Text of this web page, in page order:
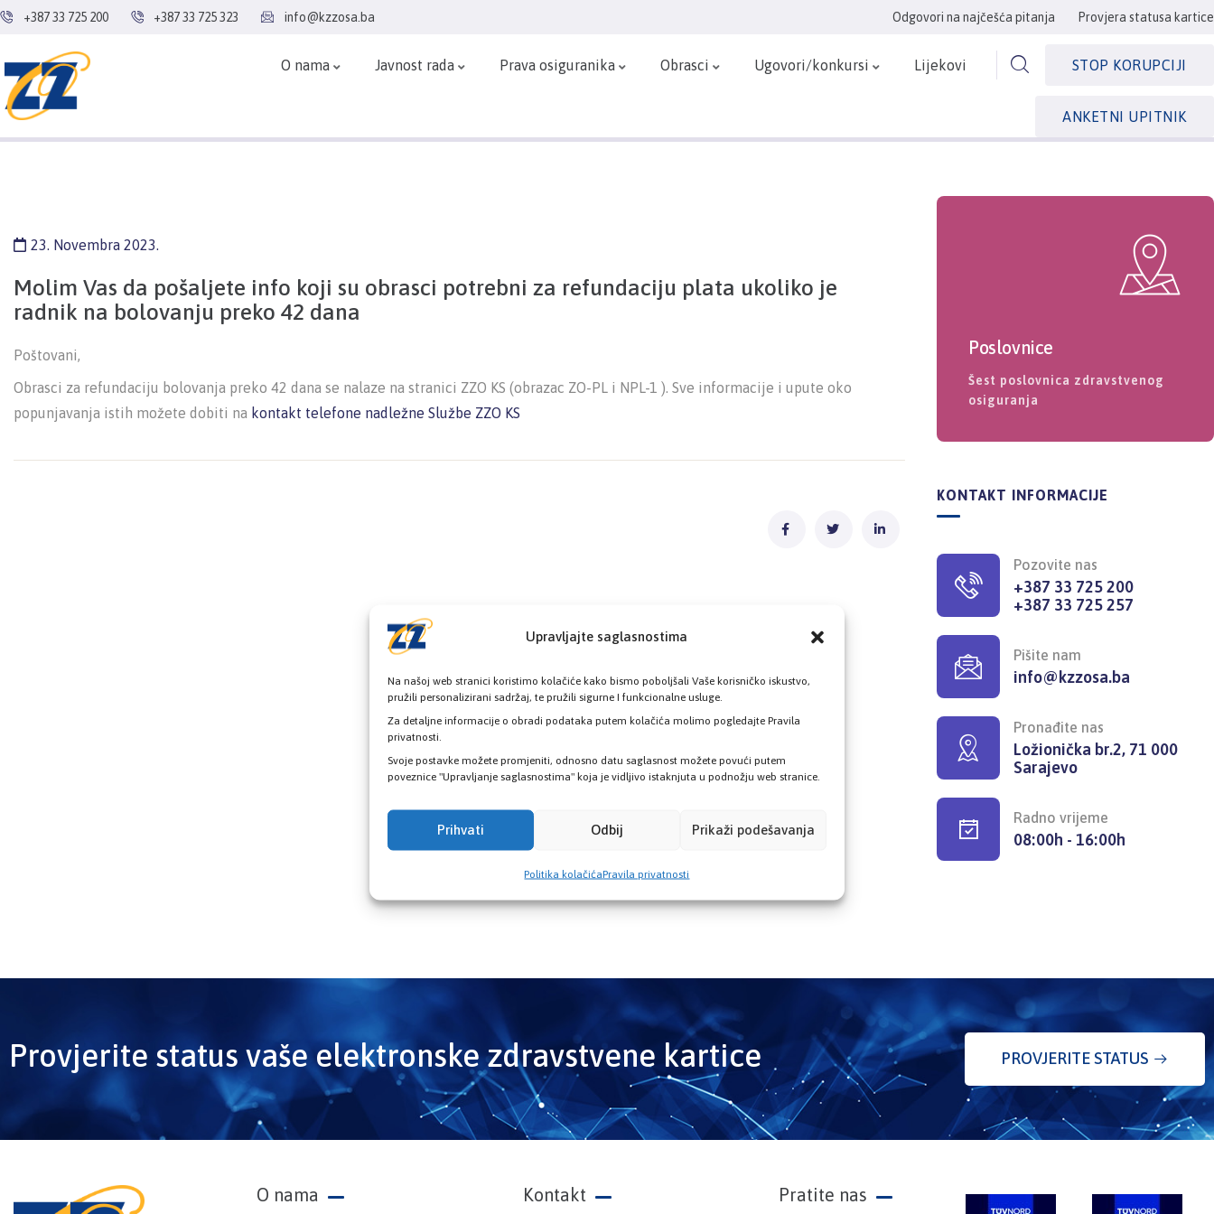
Upravljajte saglasnostima
Na našoj web stranici koristimo kolačiće kako bismo poboljšali Vaše korisničko iskustvo,
pružili personalizirani sadržaj, te pružili sigurne I funkcionalne usluge.
Za detaljne informacije o obradi podataka putem kolačića molimo pogledajte Pravila
privatnosti.
Svoje postavke možete promjeniti, odnosno datu saglasnost možete povući putem
poveznice "Upravljanje saglasnostima" koja je vidljivo istaknjuta u podnožju web stranice.
Prihvati Odbij Prikaži podešavanja
Politika kolačićaPravila privatnosti
+387 33 725 200 +387 33 725 323 info@kzzosa.ba Odgovori na najčešća pitanja Provjera statusa kartice
O nama Javnost rada Prava osiguranika Obrasci Ugovori/konkursi Lijekovi STOP KORUPCIJI
ANKETNI UPITNIK
23. Novembra 2023.
Molim Vas da pošaljete info koji su obrasci potrebni za refundaciju plata ukoliko je
radnik na bolovanju preko 42 dana
Poštovani,
Obrasci za refundaciju bolovanja preko 42 dana se nalaze na stranici ZZO KS (obrazac ZO-PL i NPL-1 ). Sve informacije i upute oko
popunjavanja istih možete dobiti na kontakt telefone nadležne Službe ZZO KS
Poslovnice
Šest poslovnica zdravstvenog
osiguranja
KONTAKT INFORMACIJE
Pozovite nas
+387 33 725 200
+387 33 725 257
Pišite nam
info@kzzosa.ba
Pronađite nas
Ložionička br.2, 71 000
Sarajevo
Radno vrijeme
08:00h - 16:00h
Provjerite status vaše elektronske zdravstvene kartice PROVJERITE STATUS
O nama Kontakt Pratite nas